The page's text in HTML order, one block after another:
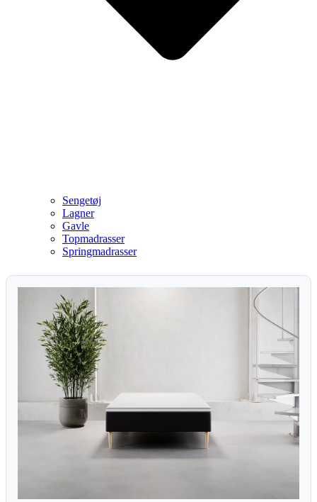
Sengetøj
Lagner
Gavle
Topmadrasser
Springmadrasser